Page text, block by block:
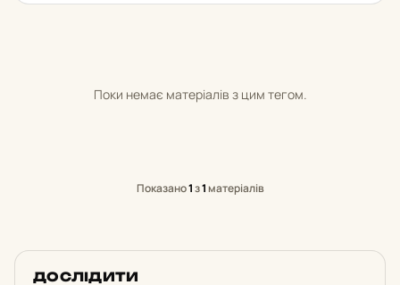
Поки немає матеріалів з цим тегом.
Показано1з1матеріалів
ДОСЛІДИТИ